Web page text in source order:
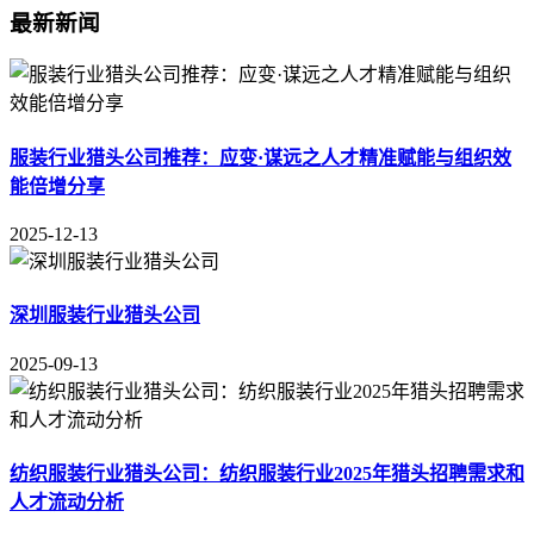
最新新闻
服装行业猎头公司推荐：应变·谋远之人才精准赋能与组织效
能倍增分享
2025-12-13
深圳服装行业猎头公司
2025-09-13
纺织服装行业猎头公司：纺织服装行业2025年猎头招聘需求和
人才流动分析